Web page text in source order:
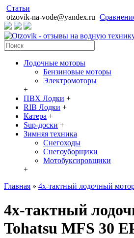
Статьи
otzovik-na-vode@yandex.ru
Лодочные моторы
Бензиновые моторы
Электромоторы
+
ПВХ Лодки +
RIB Лодки +
Катера +
Sup-доски +
Зимняя техника
Снегоходы
Cнегоуборщики
Мотобуксировщики
+
Главная » 4х-тактный лодочный
4х-тактный
Tohatsu MFS 30